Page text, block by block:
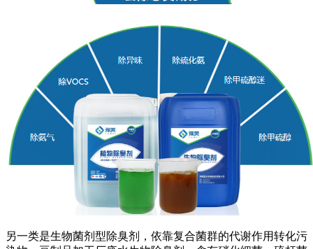
另一类是生物菌剂型除臭剂，依靠复合菌群的代谢作用转化污